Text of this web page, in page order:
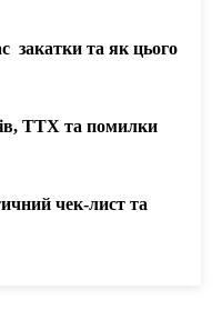
закатки та як цього
ТТХ та помилки
чек-лист та